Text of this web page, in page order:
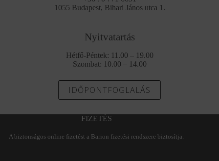
1055 Budapest, Bihari János utca 1.
Nyitvatartás
Hétfő-Péntek: 11.00 – 19.00
Szombat: 10.00 – 14.00
IDŐPONTFOGLALÁS
FIZETÉS
A biztonságos online fizetést a Barion fizetési rendszere biztosítja.